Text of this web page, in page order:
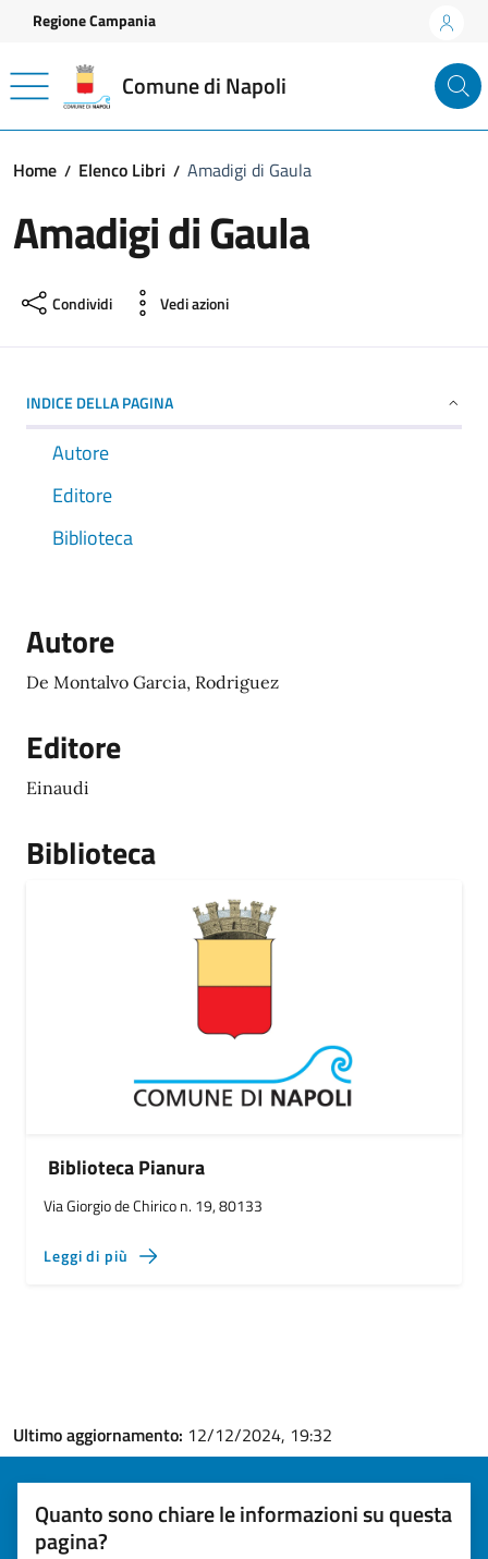
Vai ai contenuti
Vai al footer
Regione Campania
Comune di Napoli
Home Elenco Libri Amadigi di Gaula
Amadigi di Gaula
Condividi Vedi azioni
INDICE DELLA PAGINA
Autore
Editore
Biblioteca
Autore
De Montalvo Garcia, Rodriguez
Editore
Einaudi
Biblioteca
Biblioteca Pianura
Via Giorgio de Chirico n. 19, 80133
Leggi di più
Ultimo aggiornamento: 12/12/2024, 19:32
Quanto sono chiare le informazioni su questa
pagina?